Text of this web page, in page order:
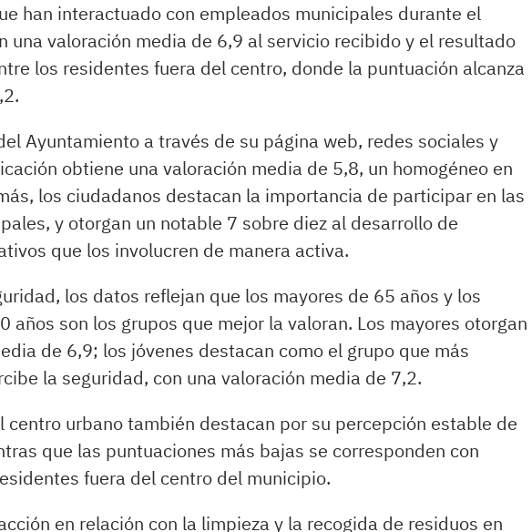
han interactuado con empleados municipales durante el
una valoración media de 6,9 al servicio recibido y el resultado
los residentes fuera del centro, donde la puntuación alcanza
Ayuntamiento a través de su página web, redes sociales y
obtiene una valoración media de 5,8, un homogéneo en
los ciudadanos destacan la importancia de participar en las
y otorgan un notable 7 sobre diez al desarrollo de
que los involucren de manera activa.
los datos reflejan que los mayores de 65 años y los
años son los grupos que mejor la valoran. Los mayores otorgan
de 6,9; los jóvenes destacan como el grupo que más
la seguridad, con una valoración media de 7,2.
centro urbano también destacan por su percepción estable de
que las puntuaciones más bajas se corresponden con
fuera del centro del municipio.
en relación con la limpieza y la recogida de residuos en